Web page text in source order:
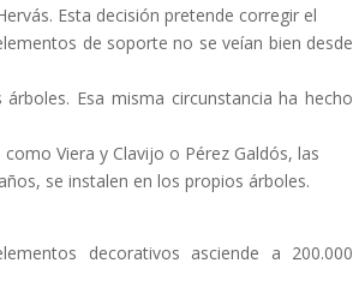
Esta decisión pretende corregir el
de soporte no se veían bien desde
Esa misma circunstancia ha hecho
Viera y Clavijo o Pérez Galdós, las
se instalen en los propios árboles.
decorativos asciende a 200.000